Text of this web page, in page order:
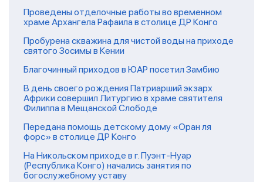
Проведены отделочные работы во временном
храме Архангела Рафаила в столице ДР Конго
Пробурена скважина для чистой воды на приходе
святого Зосимы в Кении
Благочинный приходов в ЮАР посетил Замбию
В день своего рождения Патриарший экзарх
Африки совершил Литургию в храме святителя
Филиппа в Мещанской Слободе
Передана помощь детскому дому «Оран ля
форс» в столице ДР Конго
На Никольском приходе в г. Пуэнт-Нуар
(Республика Конго) начались занятия по
богослужебному уставу